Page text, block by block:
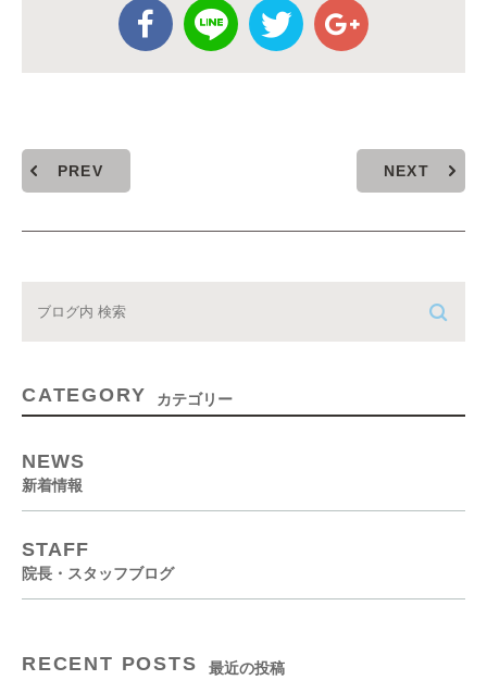
PREV NEXT
CATEGORY カテゴリー
NEWS
新着情報
STAFF
院長・スタッフブログ
RECENT POSTS 最近の投稿